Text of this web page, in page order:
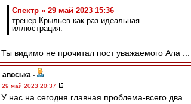
Спектр » 29 май 2023 15:36
тренер Крыльев как раз идеальная
иллюстрация.
Ты видимо не прочитал пост уважаемого Ала ...
авоська -
29 май 2023 20:37
У нас на сегодня главная проблема-всего два